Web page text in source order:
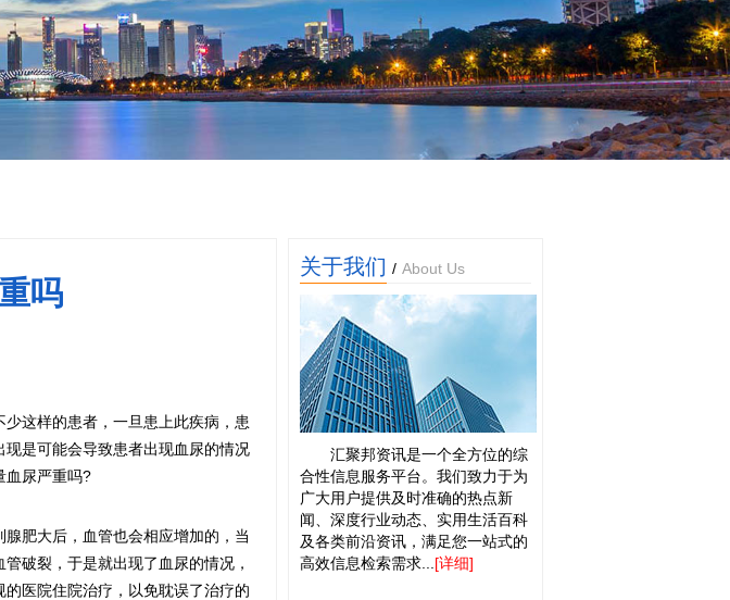
吗
这样的患者，一旦患上此疾病，患
是可能会导致患者出现血尿的情况
血尿严重吗?
肥大后，血管也会相应增加的，当
破裂，于是就出现了血尿的情况，
医院住院治疗，以免耽误了治疗的
关于我们 / About Us
汇聚邦资讯是一个全方位的综
合性信息服务平台。我们致力于为
广大用户提供及时准确的热点新
闻、深度行业动态、实用生活百科
及各类前沿资讯，满足您一站式的
高效信息检索需求... [详细]